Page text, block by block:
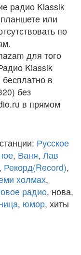
радио Klassik
или
по
для того
Klassik
в
без
в прямом
Русское
, Ваня, Лав
, Рекорд(Record),
холмах,
радио, нова,
, юмор, хиты